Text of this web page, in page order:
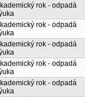
rok - odpadá
rok - odpadá
rok - odpadá
rok - odpadá
rok - odpadá